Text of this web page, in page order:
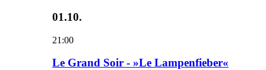
01.10.
21:00
Le Grand Soir - »Le Lampenfieber«